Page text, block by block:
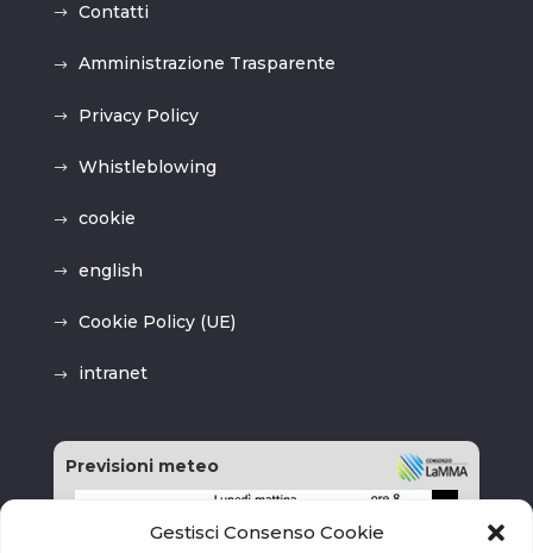
Gestisci Consenso Cookie
Contatti
Amministrazione Trasparente
Privacy Policy
Whistleblowing
cookie
english
Cookie Policy (UE)
intranet
Previsioni meteo